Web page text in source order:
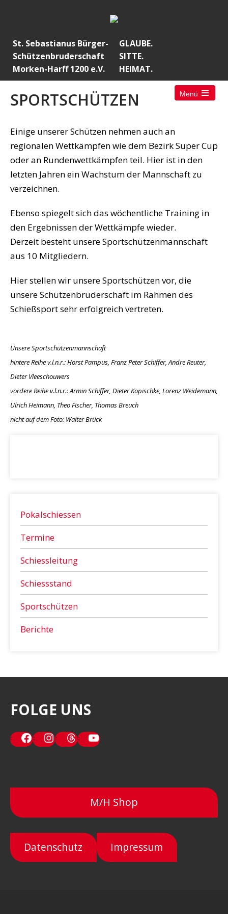
St. Sebastianus Bürger-
Schützenbruderschaft
Morken-Harff 1200 e.V.
GLAUBE.
SITTE.
HEIMAT.
Menü
Open
SPORTSCHÜTZEN
Einige unserer Schützen nehmen auch an
regionalen Wettkämpfen wie dem Bezirk Super Cup
oder an Rundenwettkämpfen teil. Hier ist in den
letzten Jahren ein Wachstum der Mannschaft zu
verzeichnen.
Ebenso spiegelt sich das wöchentliche Training in
den Ergebnissen der Wettkämpfe wieder.
Derzeit besteht unsere Sportschützenmannschaft
aus 10 Mitgliedern.
Hier stellen wir unsere Sportschützen vor, die
unsere Schützenbruderschaft im Rahmen des
Schießsport sehr erfolgreich vertreten.
Unsere Sportschützenmannschaft
hintere Reihe v.l.n.r.: Horst Pampus, Franz Peter Schiffer, Andre Reuter,
Dieter Vleeschouwers
vordere Reihe v.l.n.r.: Armin Schiffer, Dieter Kopischke, Lorenz Weidemann,
Ulrich Heimann, Theo Fischer, Thomas Breuch
nicht auf dem Foto: Walter Brück
Pokalschiessen
Termine
Schiessleitung
Schiessstand
Sportschützen
Berichte
FOLGE UNS
Facebook
Instagram
Threads
M/H Shop
Datenschutz Impressum